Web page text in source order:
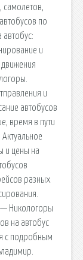
самолетов,
по
и
движения
и
автобусов
время в пути
и цены на
разных
— Никологоры
на автобус
с подробным